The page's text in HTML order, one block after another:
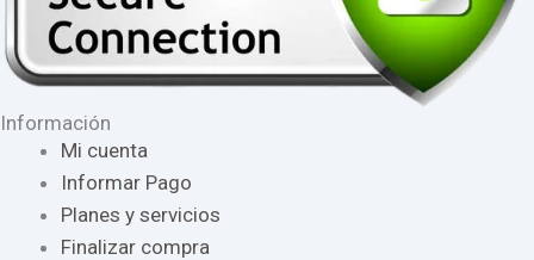
Información
Mi cuenta
Informar Pago
Planes y servicios
Finalizar compra